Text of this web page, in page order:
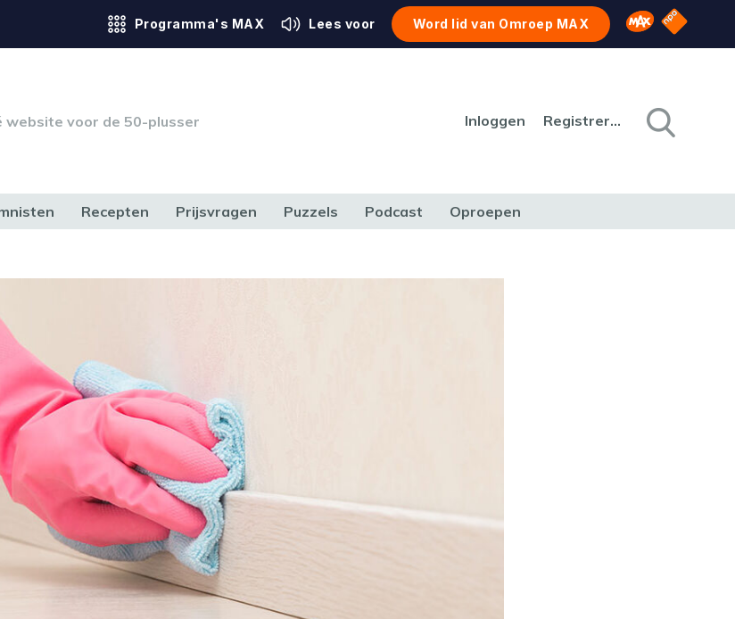
Programma's MAX Lees voor Word lid van Omroep MAX Omroep MAX
NPO
website voor de 50-plusser Inloggen Registreren
Recepten Prijsvragen Puzzels Podcast Oproepen